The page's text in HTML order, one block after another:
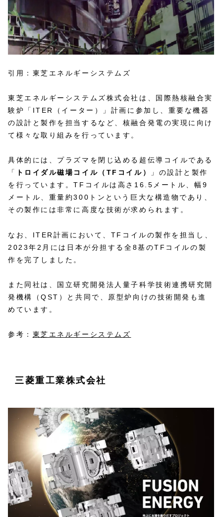
引用：東芝エネルギーシステムズ
東芝エネルギーシステムズ株式会社は、国際熱核融合実
験炉「ITER（イーター）」計画に参加し、重要な機器
の設計と製作を担当するなど、核融合発電の実現に向け
て様々な取り組みを行っています。
具体的には、プラズマを閉じ込める超伝導コイルである
「
トロイダル磁場コイル（TFコイル）
」の設計と製作
を行っています。TFコイルは高さ16.5メートル、幅9
メートル、重量約300トンという巨大な構造物であり、
その製作には非常に高度な技術が求められます。
なお、ITER計画において、TFコイルの製作を担当し、
2023年2月には日本が分担する全8基のTFコイルの製
作を完了しました。
また同社は、国立研究開発法人量子科学技術連携研究開
発機構（QST）と共同で、原型炉向けの技術開発も進
めています。
参考： 東芝エネルギーシステムズ
三菱重工業株式会社